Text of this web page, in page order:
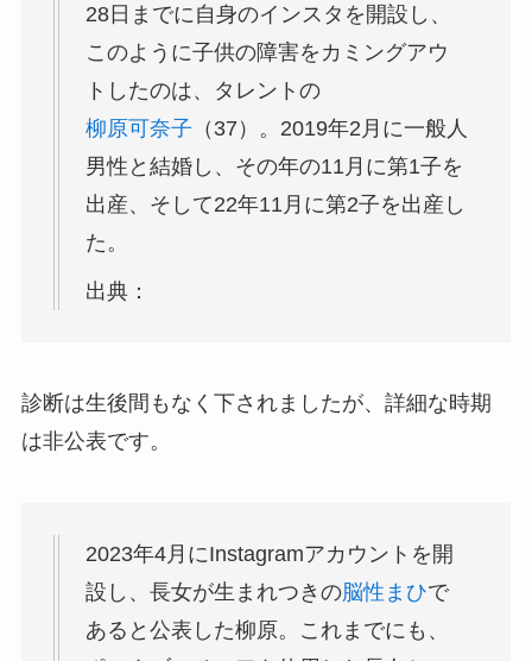
28日までに自身のインスタを開設し、
このように子供の障害をカミングアウ
トしたのは、タレントの
柳原可奈子 （37）。2019年2月に一般人
男性と結婚し、その年の11月に第1子を
出産、そして22年11月に第2子を出産し
た。
出典：
診断は生後間もなく下されましたが、詳細な時期
は非公表です。
2023年4月にInstagramアカウントを開
設し、長女が生まれつきの脳性まひで
あると公表した柳原。これまでにも、